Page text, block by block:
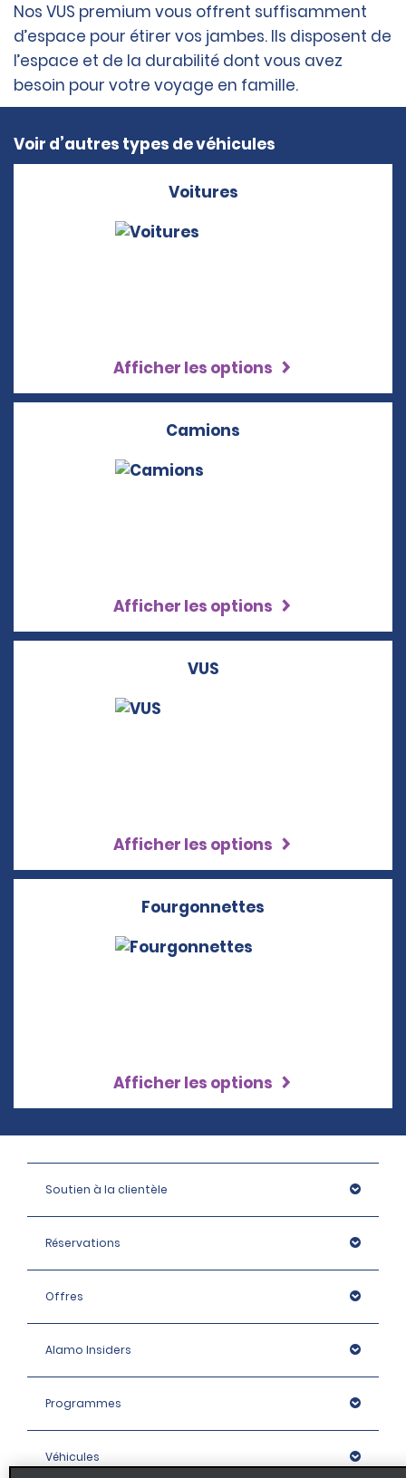
Nos VUS premium vous offrent suffisamment
d’espace pour étirer vos jambes. Ils disposent de
l’espace et de la durabilité dont vous avez
besoin pour votre voyage en famille.
Voir d’autres types de véhicules
Voitures
Afficher les options
Camions
Afficher les options
VUS
Afficher les options
Fourgonnettes
Afficher les options
Soutien à la clientèle
Réservations
Offres
Alamo Insiders
Programmes
Véhicules